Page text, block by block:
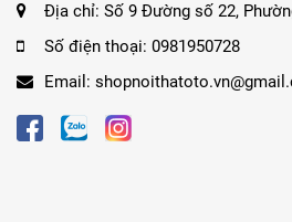
Địa chỉ: Số 9 Đường số 22,
Số điện thoại: 0981950728
Email: